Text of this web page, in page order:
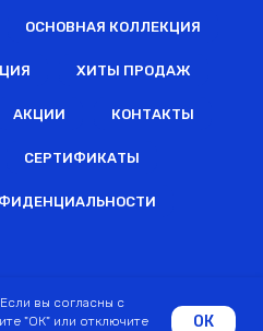
ОСНОВНАЯ КОЛЛЕКЦИЯ
ХИТЫ ПРОДАЖ
АКЦИИ КОНТАКТЫ
СЕРТИФИКАТЫ
вы согласны с
"ОК" или отключите
ОК